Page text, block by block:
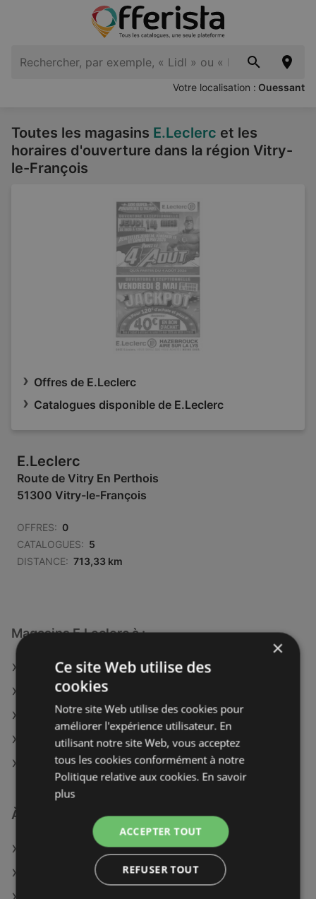
Votre localisation : Ouessant
Toutes les magasins E.Leclerc et les
horaires d'ouverture dans la région Vitry-
le-François
Offres de E.Leclerc
Catalogues disponible de E.Leclerc
E.Leclerc
Route de Vitry En Perthois
51300 Vitry-le-François
OFFRES: 0
CATALOGUES: 5
DISTANCE: 713,33 km
Magasins E.Leclerc à :
E.Leclerc à Chalon-sur-Saône
E.Leclerc à Vitry-le-François
E.Leclerc à Brive-la-Gaillarde
E.Leclerc à Dax
E.Leclerc à Lodève
À découvrir aussi
Offres de E.Leclerc
Offres de Supermarché MATCH
×
Ce site Web utilise des
cookies
Notre site Web utilise des cookies pour
améliorer l'expérience utilisateur. En
utilisant notre site Web, vous acceptez
tous les cookies conformément à notre
Politique relative aux cookies. En savoir
plus
ACCEPTER TOUT
REFUSER TOUT